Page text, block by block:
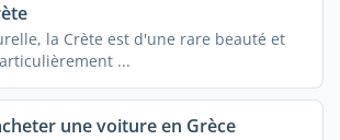
la Crète est d'une rare beauté et
...
une voiture en Grèce